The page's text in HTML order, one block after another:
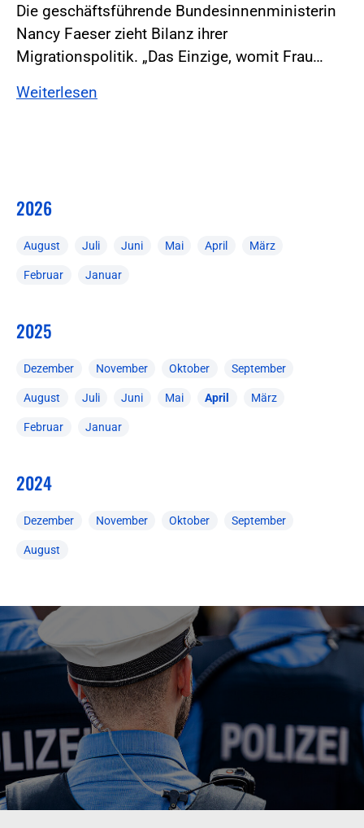
Die geschäftsführende Bundesinnenministerin
Nancy Faeser zieht Bilanz ihrer
Migrationspolitik. „Das Einzige, womit Frau…
Weiterlesen
2026
August Juli Juni Mai April März
Februar Januar
2025
Dezember November Oktober September
August Juli Juni Mai April März
Februar Januar
2024
Dezember November Oktober September
August